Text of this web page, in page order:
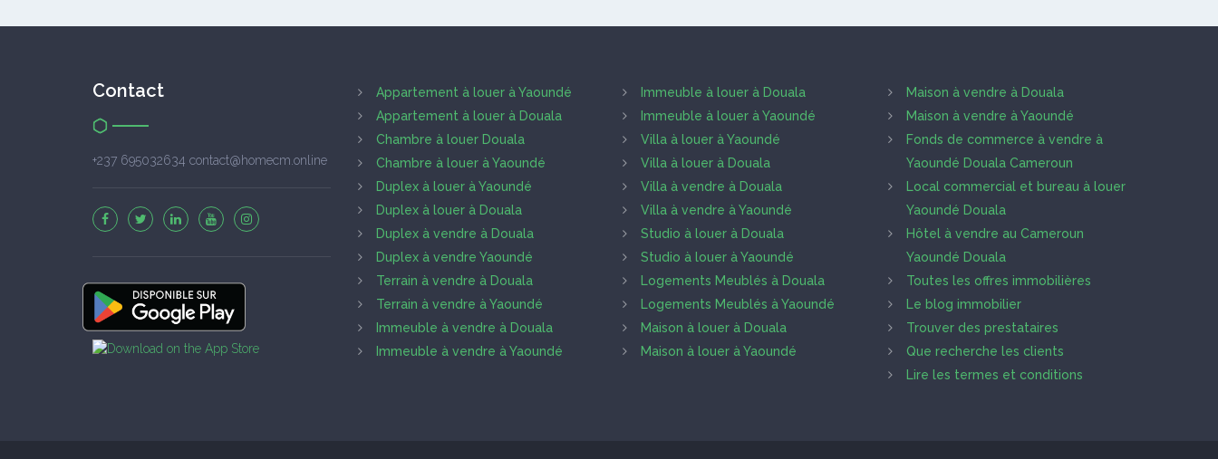
Contact
+237 695032634 contact@homecm.online
Appartement à louer à Yaoundé
Appartement à louer à Douala
Chambre à louer Douala
Chambre à louer à Yaoundé
Duplex à louer à Yaoundé
Duplex à louer à Douala
Duplex à vendre à Douala
Duplex à vendre Yaoundé
Terrain à vendre à Douala
Terrain à vendre à Yaoundé
Immeuble à vendre à Douala
Immeuble à vendre à Yaoundé
Immeuble à louer à Douala
Immeuble à louer à Yaoundé
Villa à louer à Yaoundé
Villa à louer à Douala
Villa à vendre à Douala
Villa à vendre à Yaoundé
Studio à louer à Douala
Studio à louer à Yaoundé
Logements Meublés à Douala
Logements Meublés à Yaoundé
Maison à louer à Douala
Maison à louer à Yaoundé
Maison à vendre à Douala
Maison à vendre à Yaoundé
Fonds de commerce à vendre à
Yaoundé Douala Cameroun
Local commercial et bureau à louer
Yaoundé Douala
Hôtel à vendre au Cameroun
Yaoundé Douala
Toutes les offres immobilières
Le blog immobilier
Trouver des prestataires
Que recherche les clients
Lire les termes et conditions